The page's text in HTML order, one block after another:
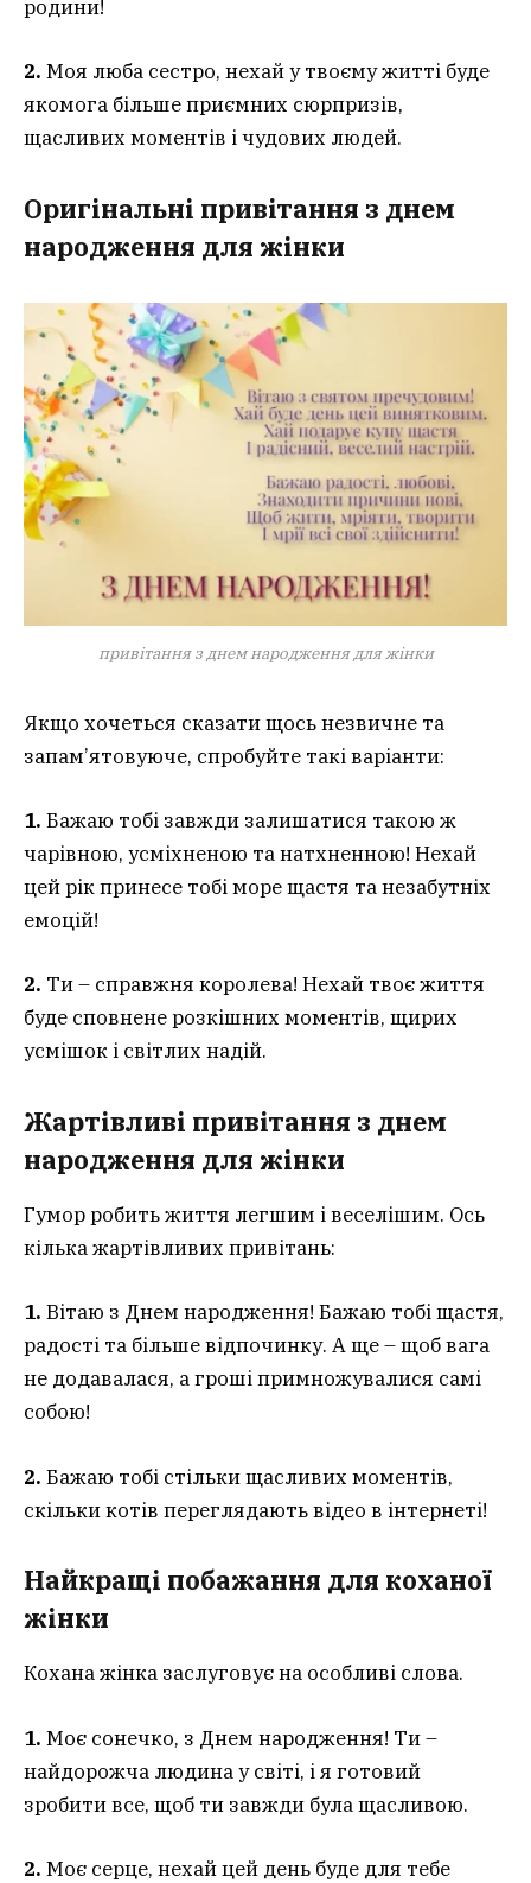
родини!
2. Моя люба сестро, нехай у твоєму житті буде
якомога більше приємних сюрпризів,
щасливих моментів і чудових людей.
Оригінальні привітання з днем
народження для жінки
привітання з днем народження для жінки
Якщо хочеться сказати щось незвичне та
запам’ятовуюче, спробуйте такі варіанти:
1. Бажаю тобі завжди залишатися такою ж
чарівною, усміхненою та натхненною! Нехай
цей рік принесе тобі море щастя та незабутніх
емоцій!
2. Ти – справжня королева! Нехай твоє життя
буде сповнене розкішних моментів, щирих
усмішок і світлих надій.
Жартівливі привітання з днем
народження для жінки
Гумор робить життя легшим і веселішим. Ось
кілька жартівливих привітань:
1. Вітаю з Днем народження! Бажаю тобі щастя,
радості та більше відпочинку. А ще – щоб вага
не додавалася, а гроші примножувалися самі
собою!
2. Бажаю тобі стільки щасливих моментів,
скільки котів переглядають відео в інтернеті!
Найкращі побажання для коханої
жінки
Кохана жінка заслуговує на особливі слова.
1. Моє сонечко, з Днем народження! Ти –
найдорожча людина у світі, і я готовий
зробити все, щоб ти завжди була щасливою.
2. Моє серце, нехай цей день буде для тебе